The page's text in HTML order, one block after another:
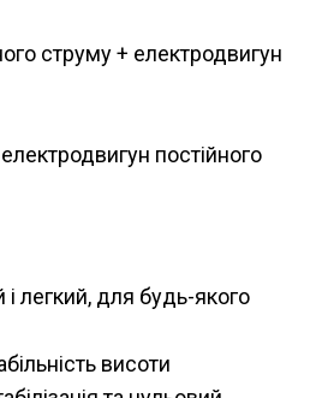
струму + електродвигун
постійного
легкий, для будь-якого
висоти